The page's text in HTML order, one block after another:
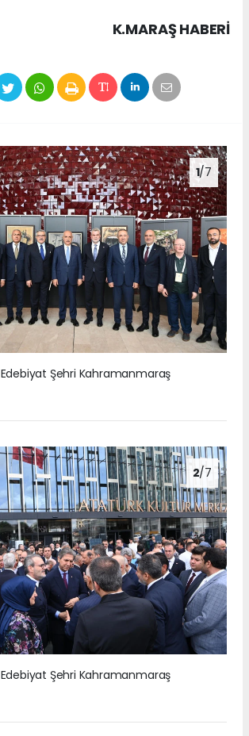
K.MARAŞ HABERİ
1/7
Edebiyat Şehri Kahramanmaraş
2/7
Edebiyat Şehri Kahramanmaraş